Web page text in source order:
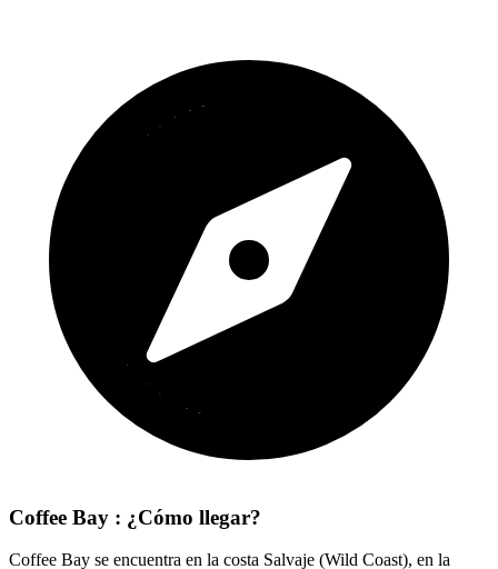
Coffee Bay : ¿Cómo llegar?
Coffee Bay se encuentra en la costa Salvaje (Wild Coast), en la